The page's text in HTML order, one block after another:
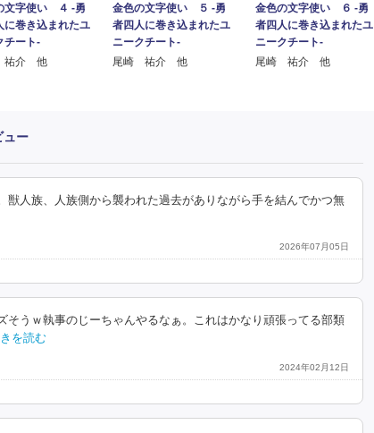
文字使い ４ ‐勇
に巻き込まれたユ
チート‐
祐介 他
金色の文字使い ５ ‐勇
者四人に巻き込まれたユ
ニークチート‐
尾崎 祐介 他
金色の文字使い ６ ‐勇
者四人に巻き込まれたユ
ニークチート‐
尾崎 祐介 他
ュー
人族、人族側から襲われた過去がありながら手を結んでかつ無
2026年07月05日
うｗ執事のじーちゃんやるなぁ。これはかなり頑張ってる部類
を読む
2024年02月12日